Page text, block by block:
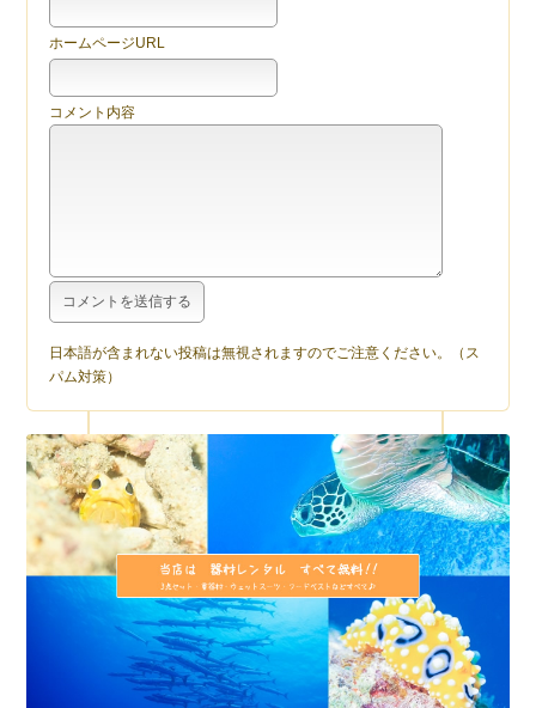
ホームページURL
コメント内容
日本語が含まれない投稿は無視されますのでご注意ください。（ス
パム対策）